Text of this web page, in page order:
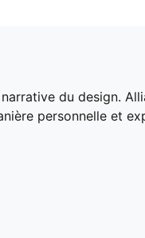
du design.
personnelle et